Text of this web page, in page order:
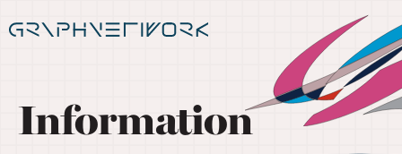
Information